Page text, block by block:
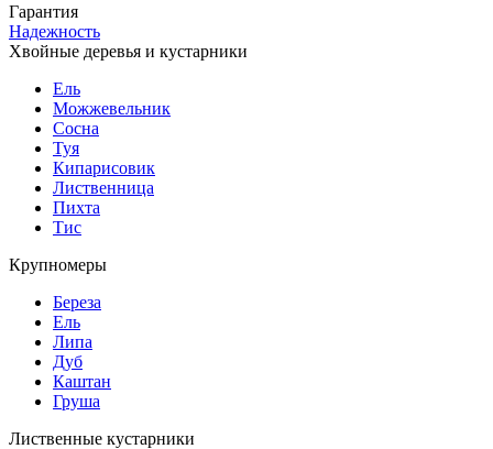
Гарантия
Надежность
Хвойные деревья и кустарники
Ель
Можжевельник
Сосна
Туя
Кипарисовик
Лиственница
Пихта
Тис
Крупномеры
Береза
Ель
Липа
Дуб
Каштан
Груша
Лиственные кустарники